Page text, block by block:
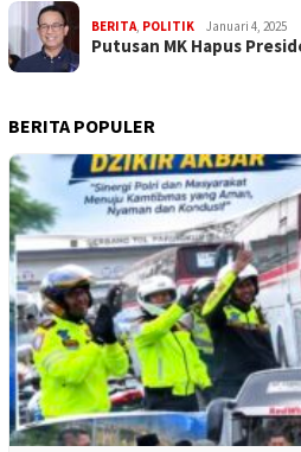
BERITA, POLITIK Januari 4, 2025
Putusan MK Hapus
BERITA POPULER